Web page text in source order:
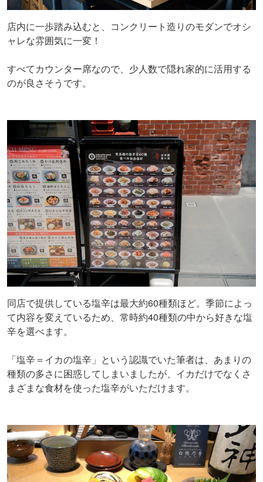
店内に一歩踏み込むと、コンクリート造りのモダンでオシ
ャレな雰囲気に一変！
すべてカウンター席なので、少人数で隠れ家的に活用する
のが良さそうです。
同店で提供している塩辛は最大約60種類ほど。季節によっ
て内容を変えているため、常時約40種類の中から好きな塩
辛を選べます。
「塩辛＝イカの塩辛」という認識でいた筆者は、あまりの
種類の多さに困惑してしまいましたが、イカだけでなくさ
まざまな食材を使った塩辛がいただけます。